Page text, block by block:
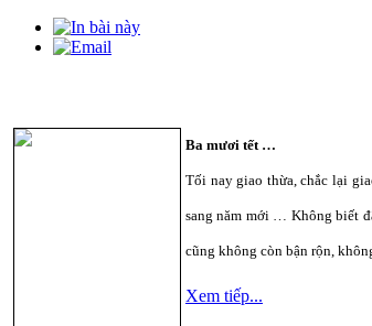
Ba mươi tết …
Tối nay giao thừa, chắc lại
sang năm mới … Không biết
cũng không còn bận rộn,
Xem tiếp...